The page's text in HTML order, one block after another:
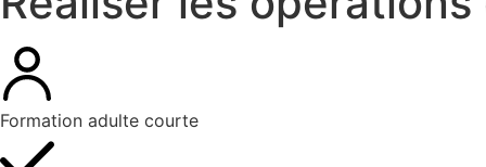
Formation adulte courte